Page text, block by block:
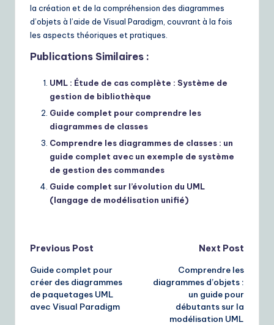
la création et de la compréhension des diagrammes
d’objets à l’aide de Visual Paradigm, couvrant à la fois
les aspects théoriques et pratiques.
Publications Similaires :
UML : Étude de cas complète : Système de
gestion de bibliothèque
Guide complet pour comprendre les
diagrammes de classes
Comprendre les diagrammes de classes : un
guide complet avec un exemple de système
de gestion des commandes
Guide complet sur l’évolution du UML
(langage de modélisation unifié)
Post
navigation
Previous Post
Guide complet pour
créer des diagrammes
de paquetages UML
avec Visual Paradigm
Next Post
Comprendre les
diagrammes d’objets :
un guide pour
débutants sur la
modélisation UML